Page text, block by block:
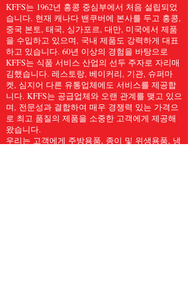
KFFS는 1962년 홍콩 중심부에서 처음 설립되었
습니다. 현재 캐나다 밴쿠버에 본사를 두고 홍콩,
중국 본토, 태국, 싱가포르, 대만, 미국에서 제품
을 수입하고 있으며, 국내 제품도 강력하게 대표
하고 있습니다. 60년 이상의 경험을 바탕으로
KFFS는 식품 서비스 산업의 선두 주자로 자리매
김했습니다. 레스토랑, 베이커리, 기관, 슈퍼마
켓, 심지어 다른 유통업체에도 서비스를 제공합
니다. KFFS는 공급업체와 오랜 관계를 맺고 있으
며, 전문성과 결합하여 매우 경쟁력 있는 가격으
로 최고 품질의 제품을 소중한 고객에게 제공해
왔습니다.
우리는 고객에게 주방용품, 종이 및 위생용품, 냉